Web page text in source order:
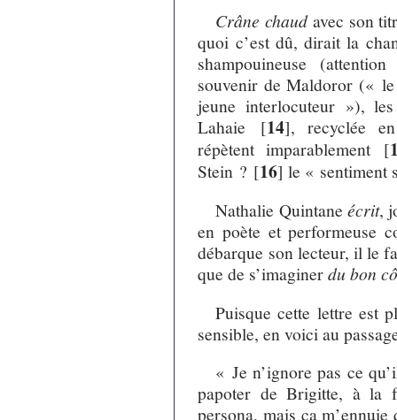
Crâne chaudavec son
quoi c’est dû, dirait la
shampouineuse
souvenir de Maldoror («
jeune interlocuteur »),
Lahaie [14], recyclée
répètent imparablement[
Stein ? [16] le « sentiment
Nathalie Quintane écrit,
en poète et performeuse
débarque son lecteur, il le
que de s’imaginerdu bon
Puisque cette lettre est
sensible, en voici au
« Je n’ignore pas ce
papoter de Brigitte, à la
persona, mais ça